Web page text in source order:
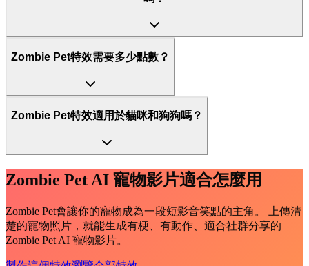
Zombie Pet特效需要多少點數？
Zombie Pet特效適用於貓咪和狗狗嗎？
Zombie Pet AI 寵物影片適合怎麼用
Zombie Pet會讓你的寵物成為一段短影音笑點的主角。 上傳清
楚的寵物照片，就能生成有梗、有動作、適合社群分享的
Zombie Pet AI 寵物影片。